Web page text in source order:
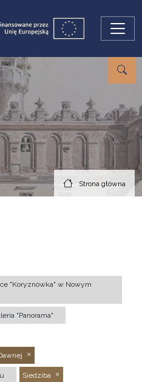
Strona główna
"Koryznówka" w Nowym
"Panorama"
Siedziba